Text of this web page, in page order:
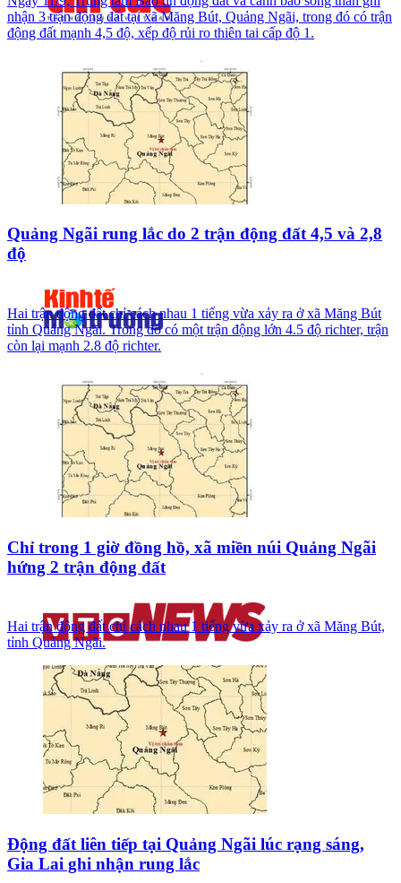
nhận 3 trận động đất tại xã Măng Bút, Quảng Ngãi, trong đó có trận
động đất mạnh 4,5 độ, xếp độ rủi ro thiên tai cấp độ 1.
Quảng Ngãi rung lắc do 2 trận động đất 4,5 và 2,8
độ
Hai trận động đất chỉ cách nhau 1 tiếng vừa xảy ra ở xã Măng Bút
tỉnh Quảng Ngãi. Trong đó có một trận động lớn 4.5 độ richter, trận
còn lại mạnh 2.8 độ richter.
Chỉ trong 1 giờ đồng hồ, xã miền núi Quảng Ngãi
hứng 2 trận động đất
Hai trận động đất chỉ cách nhau 1 tiếng vừa xảy ra ở xã Măng Bút,
tỉnh Quảng Ngãi.
Động đất liên tiếp tại Quảng Ngãi lúc rạng sáng,
Gia Lai ghi nhận rung lắc